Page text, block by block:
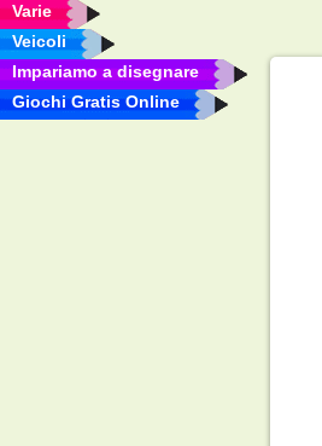
Varie
Veicoli
Impariamo a disegnare
Giochi Gratis Online